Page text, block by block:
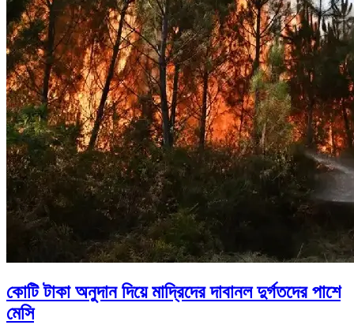
কোটি টাকা অনুদান দিয়ে মাদ্রিদের দাবানল দুর্গতদের পাশে
মেসি